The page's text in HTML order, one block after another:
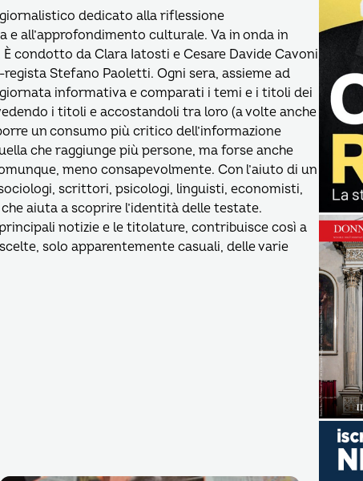
dedicato alla riflessione
all’approfondimento culturale. Va in onda in
condotto da Clara Iatosti e Cesare Davide Cavoni
Stefano Paoletti. Ogni sera, assieme ad
informativa e comparati i temi e i titoli dei
i titoli e accostandoli tra loro (a volte anche
un consumo più critico dell’informazione
che raggiunge più persone, ma forse anche
meno consapevolmente. Con l’aiuto di un
scrittori, psicologi, linguisti, economisti,
aiuta a scoprire l’identità delle testate.
notizie e le titolature, contribuisce così a
solo apparentemente casuali, delle varie